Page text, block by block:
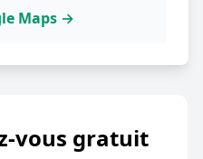
Maps →
vous gratuit